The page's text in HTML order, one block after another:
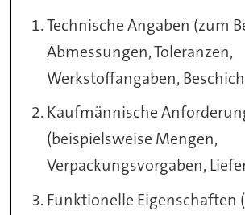
Technische Angaben (zum
Abmessungen, Toleranzen,
Werkstoffangaben,
Kaufmännische
(beispielsweise Mengen,
Verpackungsvorgaben,
Funktionelle Eigenschaften